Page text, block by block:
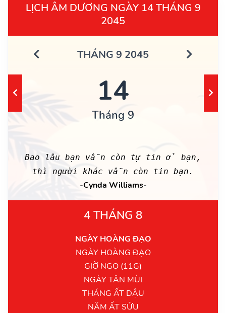
LỊCH ÂM DƯƠNG NGÀY 14 THÁNG 9
2045
THÁNG 9 2045
14
Tháng 9
Bao lâu bạn vẫn còn tự tin ở bạn,
thì người khác vẫn còn tin bạn.
-Cynda Williams-
4 THÁNG 8
NGÀY HOÀNG ĐẠO
NGÀY HOÀNG ĐẠO
GIỜ NGỌ (11G)
NGÀY TÂN MÙI
THÁNG ẤT DẬU
NĂM ẤT SỬU